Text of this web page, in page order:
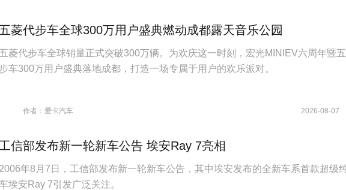
五菱代步车全球300万用户盛典燃动成都露天音乐公园
五菱代步车全球销量正式突破300万辆。为欢庆这一时刻，宏光MINIEV六周年暨
步车300万用户盛典落地成都，打造一场专属于用户的欢乐派对。
作者：爱卡汽车 2026-08-07
工信部发布新一轮新车公告 埃安Ray 7亮相
2006年8月7日，工信部发布新一轮新车公告，其中埃安发布的全新车系首款超级
埃安Ray 7引发广泛关注。